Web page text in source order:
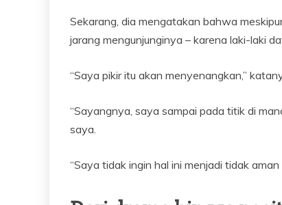
Sekarang, dia mengatakan bahwa
jarang mengunjunginya – karena laki-laki
“Saya pikir itu akan menyenangkan,”
“Sayangnya, saya sampai pada titik di
saya.
“Saya tidak ingin hal ini menjadi tidak